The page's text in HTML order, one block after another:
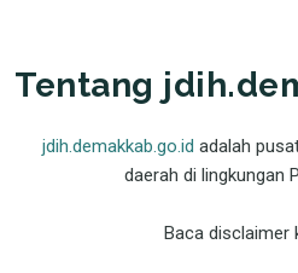
Tentang
jdih.demakkab.go.id adalah
daerah di lingkungan
Baca disclaimer